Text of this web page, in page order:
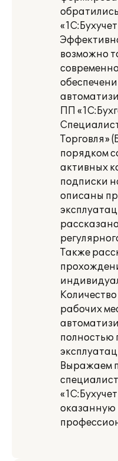
возможно
ПП
Торговля»
порядком
активных
подписки
описаны
Также
рабочих
полностью
Выражаем
оказанную